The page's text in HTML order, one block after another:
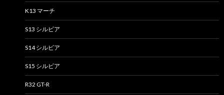
K13 マーチ
S13 シルビア
S14 シルビア
S15 シルビア
R32 GT-R